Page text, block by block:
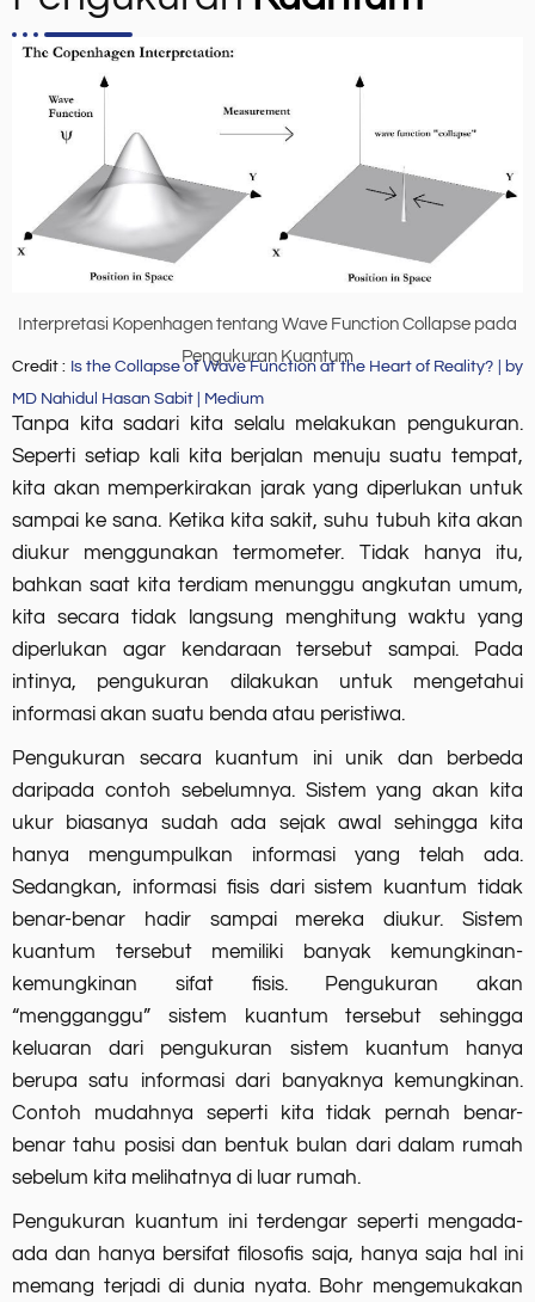
Interpretasi Kopenhagen tentang Wave Function Collapse pada
Pengukuran Kuantum
Credit : Is the Collapse of Wave Function at the Heart of Reality? | by
MD Nahidul Hasan Sabit | Medium
Tanpa kita sadari kita selalu melakukan pengukuran.
Seperti setiap kali kita berjalan menuju suatu tempat,
kita akan memperkirakan jarak yang diperlukan untuk
sampai ke sana. Ketika kita sakit, suhu tubuh kita akan
diukur menggunakan termometer. Tidak hanya itu,
bahkan saat kita terdiam menunggu angkutan umum,
kita secara tidak langsung menghitung waktu yang
diperlukan agar kendaraan tersebut sampai. Pada
intinya, pengukuran dilakukan untuk mengetahui
informasi akan suatu benda atau peristiwa.
Pengukuran secara kuantum ini unik dan berbeda
daripada contoh sebelumnya. Sistem yang akan kita
ukur biasanya sudah ada sejak awal sehingga kita
hanya mengumpulkan informasi yang telah ada.
Sedangkan, informasi fisis dari sistem kuantum tidak
benar-benar hadir sampai mereka diukur. Sistem
kuantum tersebut memiliki banyak kemungkinan-
kemungkinan sifat fisis. Pengukuran akan
“mengganggu” sistem kuantum tersebut sehingga
keluaran dari pengukuran sistem kuantum hanya
berupa satu informasi dari banyaknya kemungkinan.
Contoh mudahnya seperti kita tidak pernah benar-
benar tahu posisi dan bentuk bulan dari dalam rumah
sebelum kita melihatnya di luar rumah.
Pengukuran kuantum ini terdengar seperti mengada-
ada dan hanya bersifat filosofis saja, hanya saja hal ini
memang terjadi di dunia nyata. Bohr mengemukakan